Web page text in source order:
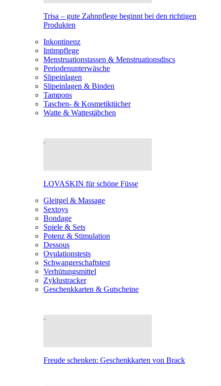
Trisa – gute Zahnpflege beginnt bei den richtigen
Produkten
Inkontinenz
Intimpflege
Menstruationstassen & Menstruationsdiscs
Periodenunterwäsche
Slipeinlagen
Slipeinlagen & Binden
Tampons
Taschen- & Kosmetiktücher
Watte & Wattestäbchen
LOVASKIN für schöne Füsse
Gleitgel & Massage
Sextoys
Bondage
Spiele & Sets
Potenz & Stimulation
Dessous
Ovulationstests
Schwangerschaftstest
Verhütungsmittel
Zyklustracker
Geschenkkarten & Gutscheine
Freude schenken: Geschenkkarten von Brack